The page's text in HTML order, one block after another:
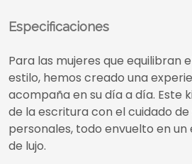
Especificaciones
Para las mujeres que equilibran
estilo, hemos creado una
acompaña en su día a día. Este
de la escritura con el cuidado
personales, todo envuelto en
de lujo.